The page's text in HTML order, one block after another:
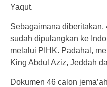
Yaqut.
Sebagaimana diberitakan,
sudah dipulangkan ke
melalui PIHK. Padahal,
King Abdul Aziz, Jeddah
Dokumen 46 calon